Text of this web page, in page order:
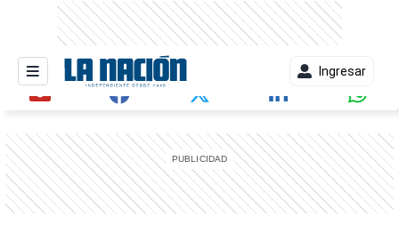
Ingresar